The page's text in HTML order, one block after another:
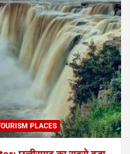
PLACES